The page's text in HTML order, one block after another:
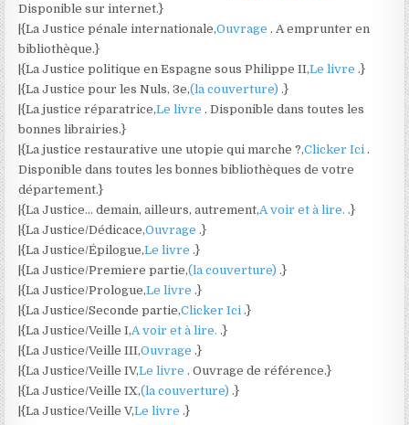
Disponible sur internet.}
|{La Justice pénale internationale,Ouvrage. A emprunter en
bibliothèque.}
|{La Justice politique en Espagne sous Philippe II,Le livre.}
|{La Justice pour les Nuls, 3e,(la couverture).}
|{La justice réparatrice,Le livre. Disponible dans toutes les
bonnes librairies.}
|{La justice restaurative une utopie qui marche ?,Clicker Ici.
Disponible dans toutes les bonnes bibliothèques de votre
département.}
|{La Justice… demain, ailleurs, autrement,A voir et à lire..}
|{La Justice/Dédicace,Ouvrage.}
|{La Justice/Épilogue,Le livre.}
|{La Justice/Premiere partie,(la couverture).}
|{La Justice/Prologue,Le livre.}
|{La Justice/Seconde partie,Clicker Ici.}
|{La Justice/Veille I,A voir et à lire..}
|{La Justice/Veille III,Ouvrage.}
|{La Justice/Veille IV,Le livre. Ouvrage de référence.}
|{La Justice/Veille IX,(la couverture).}
|{La Justice/Veille V,Le livre.}